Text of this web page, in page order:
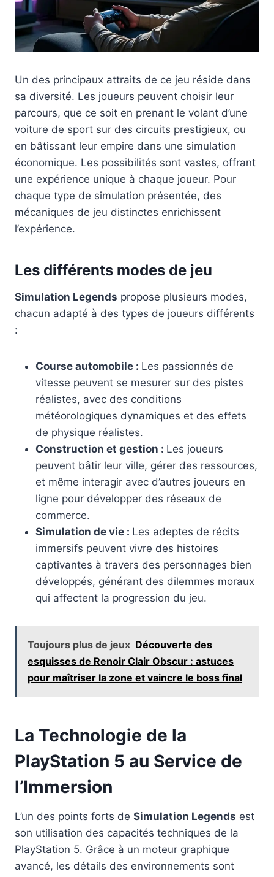
Un des principaux attraits de ce jeu réside dans
sa diversité. Les joueurs peuvent choisir leur
parcours, que ce soit en prenant le volant d’une
voiture de sport sur des circuits prestigieux, ou
en bâtissant leur empire dans une simulation
économique. Les possibilités sont vastes, offrant
une expérience unique à chaque joueur. Pour
chaque type de simulation présentée, des
mécaniques de jeu distinctes enrichissent
l’expérience.
Les différents modes de jeu
Simulation Legends propose plusieurs modes,
chacun adapté à des types de joueurs différents
:
Course automobile : Les passionnés de
vitesse peuvent se mesurer sur des pistes
réalistes, avec des conditions
météorologiques dynamiques et des effets
de physique réalistes.
Construction et gestion : Les joueurs
peuvent bâtir leur ville, gérer des ressources,
et même interagir avec d’autres joueurs en
ligne pour développer des réseaux de
commerce.
Simulation de vie : Les adeptes de récits
immersifs peuvent vivre des histoires
captivantes à travers des personnages bien
développés, générant des dilemmes moraux
qui affectent la progression du jeu.
Toujours plus de jeux Découverte des
esquisses de Renoir Clair Obscur : astuces
pour maîtriser la zone et vaincre le boss final
La Technologie de la
PlayStation 5 au Service de
l’Immersion
L’un des points forts de Simulation Legends est
son utilisation des capacités techniques de la
PlayStation 5. Grâce à un moteur graphique
avancé, les détails des environnements sont